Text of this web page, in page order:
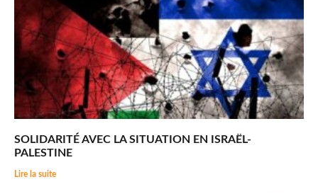
SOLIDARITÉ AVEC LA SITUATION EN ISRAËL-
PALESTINE
Lire la suite